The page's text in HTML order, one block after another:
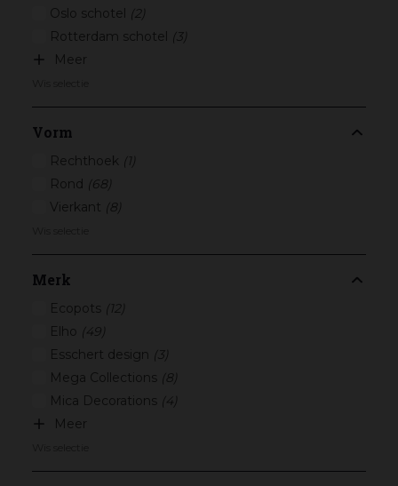
Oslo schotel (2)
Rotterdam schotel (3)
Meer
Vorm
Rechthoek (1)
Rond (68)
Vierkant (8)
Merk
Ecopots (12)
Elho (49)
Esschert design (3)
Mega Collections (8)
Mica Decorations (4)
Meer